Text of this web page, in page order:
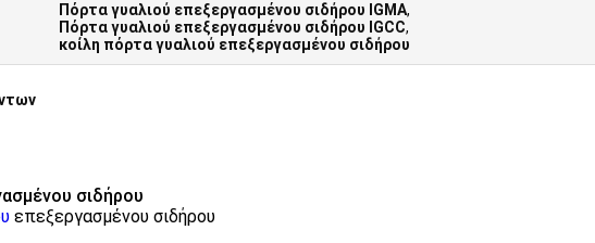
Πόρτα γυαλιού επεξεργασμένου σιδήρου IGMA,
Πόρτα γυαλιού επεξεργασμένου σιδήρου IGCC,
κοίλη πόρτα γυαλιού επεξεργασμένου σιδήρου
σιδήρου
επεξεργασμένου σιδήρου